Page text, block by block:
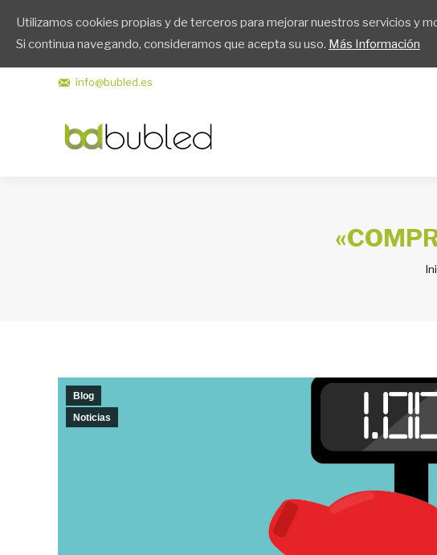
info@bubled.es
Blog
Noticias
Utilizamos cookies propias y de terceros para mejorar nuestros servicios y
Si continua navegando, consideramos que acepta su uso. Más Información
Bubled